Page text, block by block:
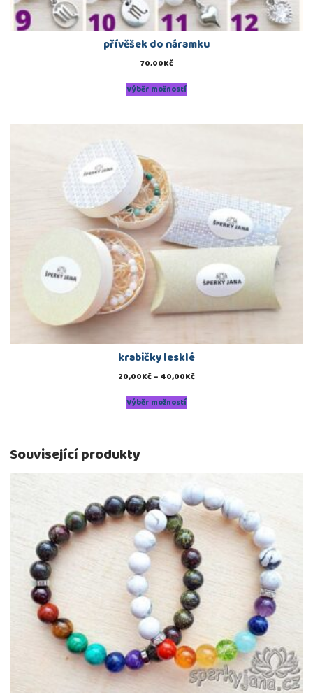
přívěšek do náramku
70,00Kč
Výběr možností
krabičky lesklé
20,00Kč– 40,00Kč
Výběr možností
Související produkty